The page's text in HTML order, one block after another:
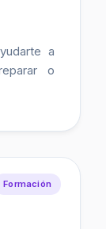
a
o
Formación